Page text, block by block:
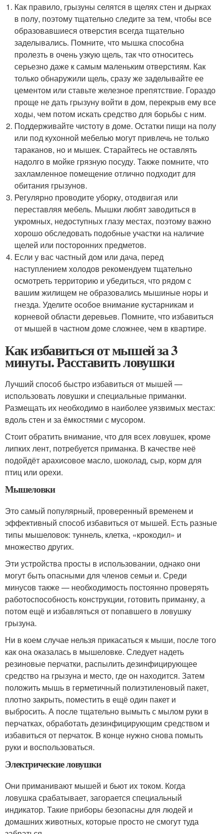
Как правило, грызуны селятся в щелях стен и дырках
в полу, поэтому тщательно следите за тем, чтобы все
образовавшиеся отверстия всегда тщательно
заделывались. Помните, что мышка способна
пролезть в очень узкую щель, так что относитесь
серьезно даже к самым маленьким отверстиям. Как
только обнаружили щель, сразу же заделывайте ее
цементом или ставьте железное препятствие. Гораздо
проще не дать грызуну войти в дом, перекрыв ему все
ходы, чем потом искать средство для борьбы с ним.
Поддерживайте чистоту в доме. Остатки пищи на полу
или под кухонной мебелью могут привлечь не только
тараканов, но и мышек. Старайтесь не оставлять
надолго в мойке грязную посуду. Также помните, что
захламленное помещение отлично подходит для
обитания грызунов.
Регулярно проводите уборку, отодвигая или
переставляя мебель. Мышки любят заводиться в
укромных, недоступных глазу местах, поэтому важно
хорошо обследовать подобные участки на наличие
щелей или посторонних предметов.
Если у вас частный дом или дача, перед
наступлением холодов рекомендуем тщательно
осмотреть территорию и убедиться, что рядом с
вашим жилищем не образовались мышиные норы и
гнезда. Уделите особое внимание кустарникам и
корневой области деревьев. Помните, что избавиться
от мышей в частном доме сложнее, чем в квартире.
Как избавиться от мышей за 3
минуты. Расставить ловушки
Лучший способ быстро избавиться от мышей —
использовать ловушки и специальные приманки.
Размещать их необходимо в наиболее уязвимых местах:
вдоль стен и за ёмкостями с мусором.
Стоит обратить внимание, что для всех ловушек, кроме
липких лент, потребуется приманка. В качестве неё
подойдёт арахисовое масло, шоколад, сыр, корм для
птиц или орехи.
Мышеловки
Это самый популярный, проверенный временем и
эффективный способ избавиться от мышей. Есть разные
типы мышеловок: туннель, клетка, «крокодил» и
множество других.
Эти устройства просты в использовании, однако они
могут быть опасными для членов семьи и. Среди
минусов также — необходимость постоянно проверять
работоспособность конструкции, готовить приманку, а
потом ещё и избавляться от попавшего в ловушку
грызуна.
Ни в коем случае нельзя прикасаться к мыши, после того
как она оказалась в мышеловке. Следует надеть
резиновые перчатки, распылить дезинфицирующее
средство на грызуна и место, где он находится. Затем
положить мышь в герметичный полиэтиленовый пакет,
плотно закрыть, поместить в ещё один пакет и
выбросить. А после тщательно вымыть с мылом руки в
перчатках, обработать дезинфицирующим средством и
избавиться от перчаток. В конце нужно снова помыть
руки и воспользоваться.
Электрические ловушки
Они приманивают мышей и бьют их током. Когда
ловушка срабатывает, загорается специальный
индикатор. Такие приборы безопасны для людей и
домашних животных, которые просто не смогут туда